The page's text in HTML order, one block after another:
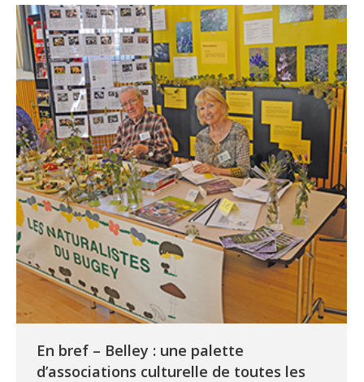
En bref – Belley : une palette
d’associations culturelle de toutes les